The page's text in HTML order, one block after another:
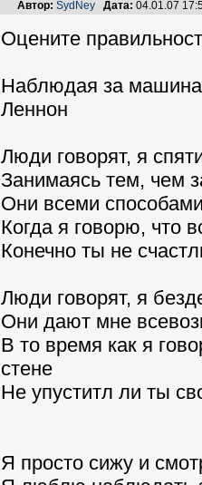
Автор: SydNey Дата: 04.01.07
Оцените
Наблюдая за
Леннон
Люди говорят, я
Занимаясь тем, чем
Они всеми
Когда я говорю, что
Конечно ты не
Люди говорят, я
Они дают мне
В то время как я
стене
Не упуститл ли ты
Я просто сижу и